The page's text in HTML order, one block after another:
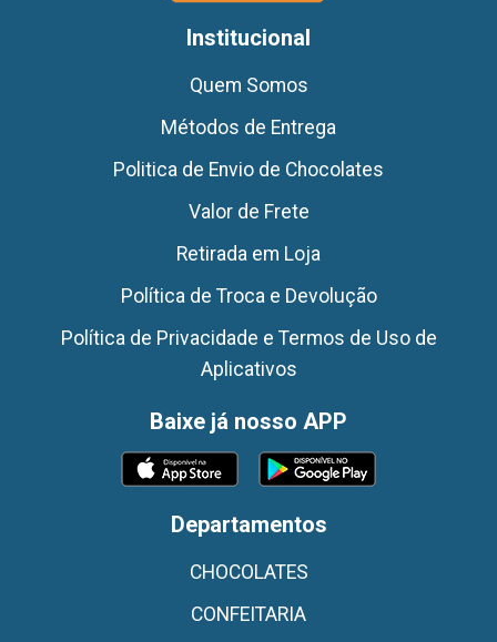
Institucional
Quem Somos
Métodos de Entrega
Politica de Envio de Chocolates
Valor de Frete
Retirada em Loja
Política de Troca e Devolução
Política de Privacidade e Termos de Uso de
Aplicativos
Baixe já nosso APP
Departamentos
CHOCOLATES
CONFEITARIA